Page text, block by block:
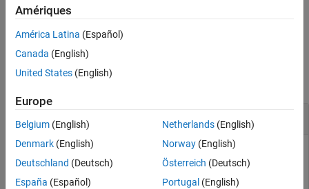
Version History
See Also
Examples
Add custom settings group with one setting. Confirm that it
has no active value by default.
Amériques
América Latina (Español)
Canada (English)
United States (English)
Europe
Belgium (English)
Denmark (English)
Deutschland (Deutsch)
España (Español)
Netherlands(English)
Norway(English)
Österreich (Deutsch)
Portugal (English)